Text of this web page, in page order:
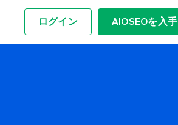
ログイン AIOSEOを入手